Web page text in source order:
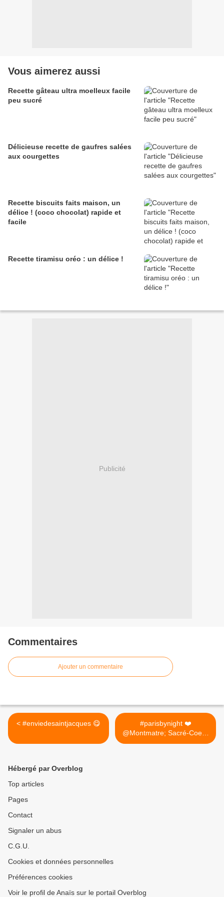
Vous aimerez aussi
Recette gâteau ultra moelleux facile
peu sucré
Délicieuse recette de gaufres salées
aux courgettes
Recette biscuits faits maison, un
délice ! (coco chocolat) rapide et
facile
Recette tiramisu oréo : un délice !
Publicité
Commentaires
Ajouter un commentaire
< #enviedesaintjacques 😋
#parisbynight ❤️
@Montmatre; Sacré-Coeur
>
Hébergé par Overblog
Top articles
Pages
Contact
Signaler un abus
C.G.U.
Cookies et données personnelles
Préférences cookies
Voir le profil de Anaïs sur le portail Overblog